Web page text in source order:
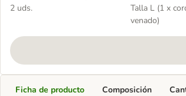
perros medianos
2 uds.
venado para
Talla L (1 x
venado)
Ficha de producto Composición